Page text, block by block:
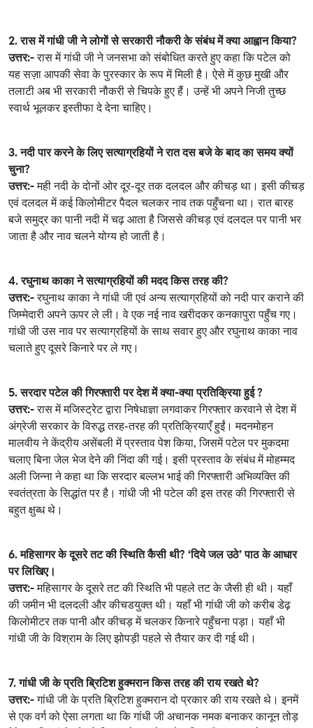
2. रास में गांधी जी ने लोगों से सरकारी नौकरी के संबंध में क्या आह्वान किया?
उत्तर:-रास में गांधी जी ने जनसभा को संबोधित करते हुए कहा कि पटेल को
यह सज़ा आपकी सेवा के पुरस्कार के रूप में मिली है। ऐसे में कुछ मुखी और
तलाटी अब भी सरकारी नौकरी से चिपके हुए हैं। उन्हें भी अपने निजी तुच्छ
स्वार्थ भूलकर इस्तीफा दे देना चाहिए।
3. नदी पार करने के लिए सत्याग्रहियों ने रात दस बजे के बाद का समय क्यों
चुना?
उत्तर:-मही नदी के दोनों ओर दूर-दूर तक दलदल और कीचड़ था। इसी कीचड़
एवं दलदल में कई किलोमीटर पैदल चलकर नाव तक पहुँचना था। रात बारह
बजे समुद्र का पानी नदी में चढ़ आता है जिससे कीचड़ एवं दलदल पर पानी भर
जाता है और नाव चलने योग्य हो जाती है।
4. रघुनाथ काका ने सत्याग्रहियों की मदद किस तरह की?
उत्तर:-रघुनाथ काका ने गांधी जी एवं अन्य सत्याग्रहियों को नदी पार कराने की
जिम्मेदारी अपने ऊपर ले ली। वे एक नई नाव खरीदकर कनकापुरा पहुँच गए।
गांधी जी उस नाव पर सत्याग्रहियों के साथ सवार हुए और रघुनाथ काका नाव
चलाते हुए दूसरे किनारे पर ले गए।
5. सरदार पटेल की गिरफ्तारी पर देश में क्या-क्या प्रतिक्रिया हुई ?
उत्तर:-रास में मजिस्ट्रेट द्वारा निषेधाज्ञा लगवाकर गिरफ्तार करवाने से देश में
अंग्रेजी सरकार के विरुद्ध तरह-तरह की प्रतिक्रियाएँ हुईं। मदनमोहन
मालवीय ने केंद्रीय असेंबली में प्रस्ताव पेश किया, जिसमें पटेल पर मुकदमा
चलाए बिना जेल भेज देने की निंदा की गई। इसी प्रस्ताव के संबंध में मोहम्मद
अली जिन्ना ने कहा था कि सरदार बल्लभ भाई की गिरफ्तारी अभिव्यक्ति की
स्वतंत्रता के सिद्धांत पर है। गांधी जी भी पटेल की इस तरह की गिरफ्तारी से
बहुत क्षुब्ध थे।
6. महिसागर के दूसरे तट की स्थिति कैसी थी? ‘दिये जल उठे’ पाठ के आधार
पर लिखिए।
उत्तर:-महिसागर के दूसरे तट की स्थिति भी पहले तट के जैसी ही थी। यहाँ
की जमीन भी दलदली और कीचडयुक्त थी। यहाँ भी गांधी जी को करीब डेढ़
किलोमीटर तक पानी और कीचड़ में चलकर किनारे पहुँचना पड़ा। यहाँ भी
गांधी जी के विश्राम के लिए झोपड़ी पहले से तैयार कर दी गई थी।
7. गांधी जी के प्रति ब्रिटिश हुक्मरान किस तरह की राय रखते थे?
उत्तर:-गांधी जी के प्रति ब्रिटिश हुक्मरान दो प्रकार की राय रखते थे। इनमें
से एक वर्ग को ऐसा लगता था कि गांधी जी अचानक नमक बनाकर कानून तोड़